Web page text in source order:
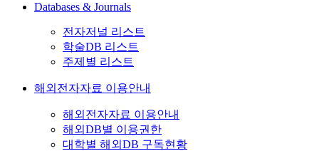
Databases & Journals
전자저널 리스트
학술DB 리스트
주제별 리스트
해외전자자료 이용안내
해외전자자료 이용안내
해외DB별 이용권한
대학별 해외DB 구독현황